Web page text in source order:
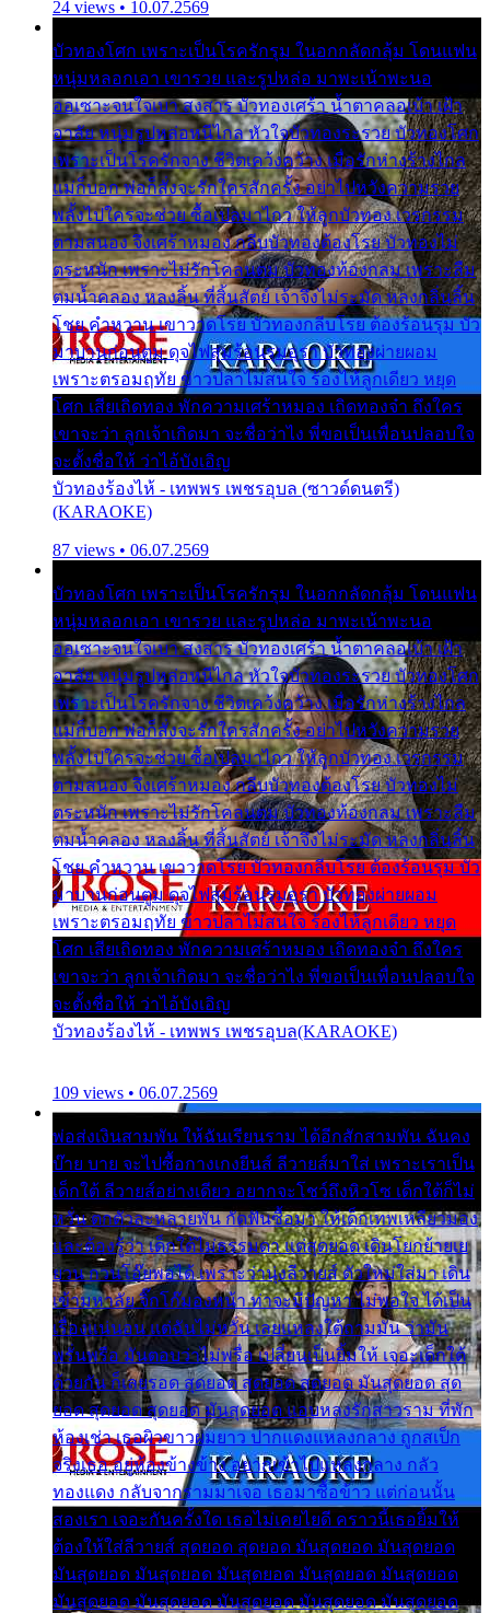
24 views • 10.07.2569
บัวทองโศก เพราะเป็นโรครักรุม ในอกกลัดกลุ้ม โดนแฟน
หนุ่มหลอกเอา เขารวย และรูปหล่อ มาพะเน้าพะนอ
ออเซาะจนใจเบา สงสาร บัวทองเศร้า น้ำตาคลอเบ้า เฝ้า
อาลัย หนุ่มรูปหล่อหนีไกล หัวใจบัวทองระรวย บัวทองโศก
เพราะเป็นโรครักจาง ชีวิตเคว้งคว้าง เมื่อรักห่างร้างไกล
แม่ก็บอก พ่อก็สั่งจะรักใครสักครั้ง อย่าไปหวังความรวย
พลั้งไปใครจะช่วย ซื้อเปลมาไกว ให้ลูกบัวทอง เวรกรรม
ตามสนอง จึงเศร้าหมอง กลีบบัวทองต้องโรย บัวทองไม่
ตระหนัก เพราะไม่รักโคลนตม บัวทองท้องกลม เพราะลืม
ตมน้ำคลอง หลงลิ้น ที่สิ้นสัตย์ เจ้าจึงไม่ระมัด หลงกลิ่นลิ้น
โชย คำหวาน เขาวาดโรย บัวทองกลีบโรย ต้องร้อนรุม บัว
มาบานก่อนตูม ดุจไฟสุมร้อนรุมอุรา บัวทองผ่ายผอม
เพราะตรอมฤทัย ข้าวปลาไม่สนใจ ร้องไห้ลูกเดียว หยุด
โศก เสียเถิดทอง พักความเศร้าหมอง เถิดทองจ๋า ถึงใคร
เขาจะว่า ลูกเจ้าเกิดมา จะชื่อว่าไง พี่ขอเป็นเพื่อนปลอบใจ
จะตั้งชื่อให้ ว่าไอ้บังเอิญ
บัวทองร้องไห้ - เทพพร เพชรอุบล (ซาวด์ดนตรี)
(KARAOKE)
87 views • 06.07.2569
บัวทองโศก เพราะเป็นโรครักรุม ในอกกลัดกลุ้ม โดนแฟน
หนุ่มหลอกเอา เขารวย และรูปหล่อ มาพะเน้าพะนอ
ออเซาะจนใจเบา สงสาร บัวทองเศร้า น้ำตาคลอเบ้า เฝ้า
อาลัย หนุ่มรูปหล่อหนีไกล หัวใจบัวทองระรวย บัวทองโศก
เพราะเป็นโรครักจาง ชีวิตเคว้งคว้าง เมื่อรักห่างร้างไกล
แม่ก็บอก พ่อก็สั่งจะรักใครสักครั้ง อย่าไปหวังความรวย
พลั้งไปใครจะช่วย ซื้อเปลมาไกว ให้ลูกบัวทอง เวรกรรม
ตามสนอง จึงเศร้าหมอง กลีบบัวทองต้องโรย บัวทองไม่
ตระหนัก เพราะไม่รักโคลนตม บัวทองท้องกลม เพราะลืม
ตมน้ำคลอง หลงลิ้น ที่สิ้นสัตย์ เจ้าจึงไม่ระมัด หลงกลิ่นลิ้น
โชย คำหวาน เขาวาดโรย บัวทองกลีบโรย ต้องร้อนรุม บัว
มาบานก่อนตูม ดุจไฟสุมร้อนรุมอุรา บัวทองผ่ายผอม
เพราะตรอมฤทัย ข้าวปลาไม่สนใจ ร้องไห้ลูกเดียว หยุด
โศก เสียเถิดทอง พักความเศร้าหมอง เถิดทองจ๋า ถึงใคร
เขาจะว่า ลูกเจ้าเกิดมา จะชื่อว่าไง พี่ขอเป็นเพื่อนปลอบใจ
จะตั้งชื่อให้ ว่าไอ้บังเอิญ
บัวทองร้องไห้ - เทพพร เพชรอุบล(KARAOKE)
109 views • 06.07.2569
พ่อส่งเงินสามพัน ให้ฉันเรียนราม ได้อีกสักสามพัน ฉันคง
บ๊าย บาย จะไปซื้อกางเกงยีนส์ ลีวายส์มาใส่ เพราะเราเป็น
เด็กใต้ ลีวายส์อย่างเดียว อยากจะโชว์ถึงหิวโซ เด็กใต้ก็ไม่
หวั่น ตกตัวละหลายพัน กัดฟันซื้อมา ให้เด็กเทพเหลียวมอง
และต้องรู้ว่า เด็กใต้ไม่ธรรมดา แต่สุดยอด เดินโยกย้ายเย
ยวน กวนโอ๊ยพอได้ เพราะว่านุ่งลีวายส์ ตัวใหม่ใส่มา เดิน
เข้ามหาลัย จิ๊กโก๊มองหน้า ท่าจะมีปัญหา ไม่พอใจ ได้เป็น
เรื่องแน่นอน แต่ฉันไม่หวั่น เลยแหลงใต้ถามมัน ว่ามัน
พรั่นพรือ มันตอบว่าไม่พรื่อ เปลี่ยนเป็นยิ้มให้ เจอะเด็กใต้
ด้วยกัน ก็เลยรอด สุดยอด สุดยอด สุดยอด มันสุดยอด สุด
ยอด สุดยอด สุดยอด มันสุดยอด แอบหลงรักสาวราม ที่พัก
ห้องเช่า เธอผิวขาวผมยาว ปากแดงแหลงกลาง ถูกสเป็ก
จริงเธอ อยู่ห้องข้างข้าง อยากเข้าไปแหลงกลาง กลัว
ทองแดง กลับจากรามมาเจอ เธอมาซื้อข้าว แต่ก่อนนั้น
สองเรา เจอะกันครั้งใด เธอไม่เคยไยดี คราวนี้เธอยิ้มให้
ต้องให้ใส่ลีวายส์ สุดยอด สุดยอด มันสุดยอด มันสุดยอด
มันสุดยอด มันสุดยอด มันสุดยอด มันสุดยอด มันสุดยอด
มันสุดยอด มันสุดยอด มันสุดยอด มันสุดยอด มันสุดยอด